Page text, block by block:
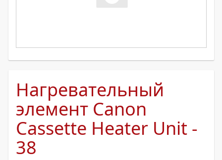
Нагревательный
элемент Canon
Cassette Heater Unit -
38